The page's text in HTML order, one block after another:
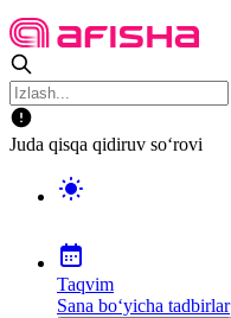
Juda qisqa qidiruv so‘rovi
Taqvim
Sana bo‘yicha tadbirlar